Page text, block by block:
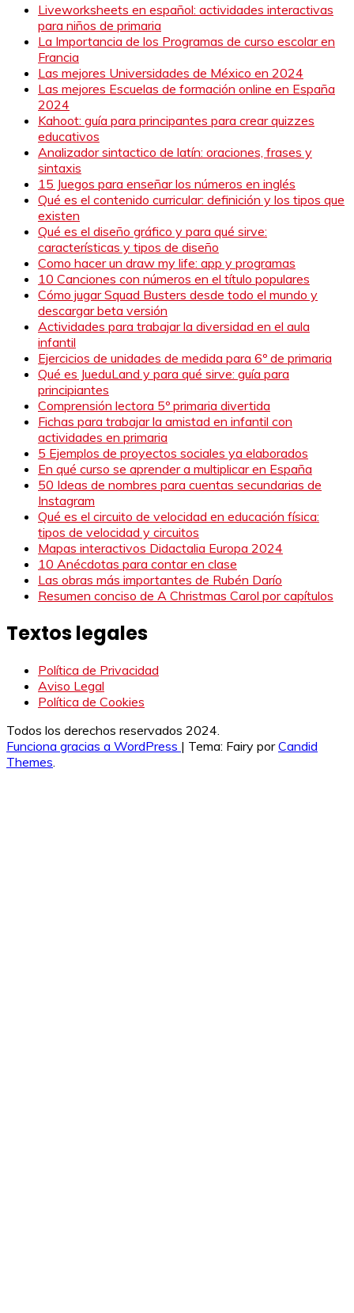
Liveworksheets en español: actividades interactivas
para niños de primaria
La Importancia de los Programas de curso escolar en
Francia
Las mejores Universidades de México en 2024
Las mejores Escuelas de formación online en España
2024
Kahoot: guía para principantes para crear quizzes
educativos
Analizador sintactico de latín: oraciones, frases y
sintaxis
15 Juegos para enseñar los números en inglés
Qué es el contenido curricular: definición y los tipos que
existen
Qué es el diseño gráfico y para qué sirve:
características y tipos de diseño
Como hacer un draw my life: app y programas
10 Canciones con números en el título populares
Cómo jugar Squad Busters desde todo el mundo y
descargar beta versión
Actividades para trabajar la diversidad en el aula
infantil
Ejercicios de unidades de medida para 6º de primaria
Qué es JueduLand y para qué sirve: guía para
principiantes
Comprensión lectora 5º primaria divertida
Fichas para trabajar la amistad en infantil con
actividades en primaria
5 Ejemplos de proyectos sociales ya elaborados
En qué curso se aprender a multiplicar en España
50 Ideas de nombres para cuentas secundarias de
Instagram
Qué es el circuito de velocidad en educación física:
tipos de velocidad y circuitos
Mapas interactivos Didactalia Europa 2024
10 Anécdotas para contar en clase
Las obras más importantes de Rubén Darío
Resumen conciso de A Christmas Carol por capítulos
Textos legales
Política de Privacidad
Aviso Legal
Política de Cookies
Todos los derechos reservados 2024.
Funciona gracias a WordPress | Tema: Fairy porCandid
Themes.